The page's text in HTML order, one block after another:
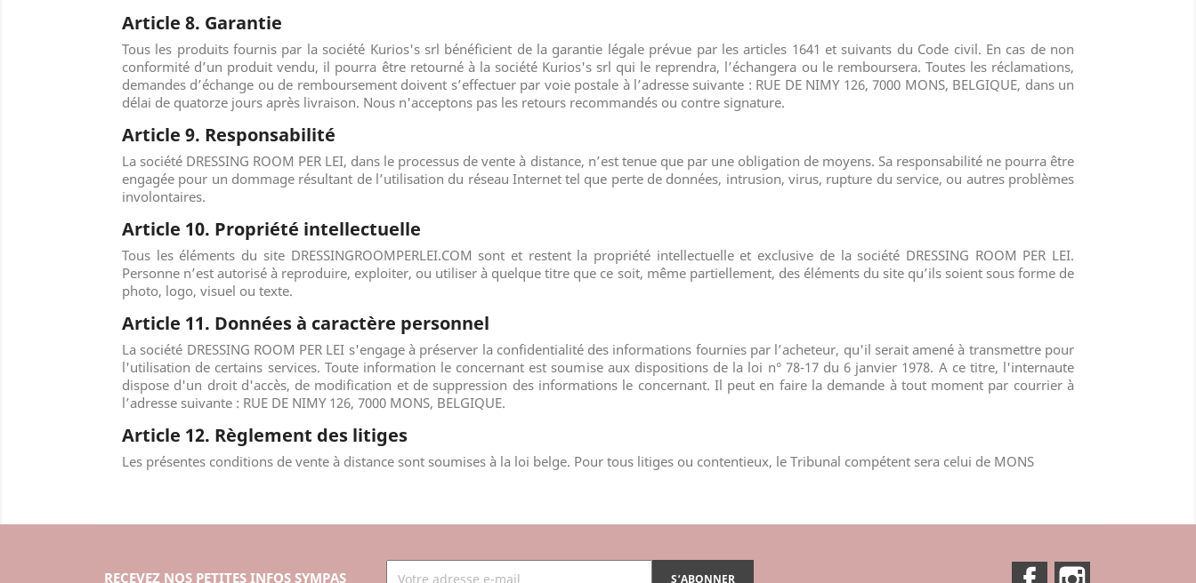
Article 8. Garantie
Tous les produits fournis par la société Kurios's srl bénéficient de la garantie légale prévue par les articles 1641 et suivants du Code civil. En cas de non
conformité d’un produit vendu, il pourra être retourné à la société Kurios's srl qui le reprendra, l’échangera ou le remboursera. Toutes les réclamations,
demandes d’échange ou de remboursement doivent s’effectuer par voie postale à l’adresse suivante : RUE DE NIMY 126, 7000 MONS, BELGIQUE, dans un
délai de quatorze jours après livraison. Nous n'acceptons pas les retours recommandés ou contre signature.
Article 9. Responsabilité
La société DRESSING ROOM PER LEI, dans le processus de vente à distance, n’est tenue que par une obligation de moyens. Sa responsabilité ne pourra être
engagée pour un dommage résultant de l’utilisation du réseau Internet tel que perte de données, intrusion, virus, rupture du service, ou autres problèmes
involontaires.
Article 10. Propriété intellectuelle
Tous les éléments du site DRESSINGROOMPERLEI.COM sont et restent la propriété intellectuelle et exclusive de la société DRESSING ROOM PER LEI.
Personne n’est autorisé à reproduire, exploiter, ou utiliser à quelque titre que ce soit, même partiellement, des éléments du site qu’ils soient sous forme de
photo, logo, visuel ou texte.
Article 11. Données à caractère personnel
La société DRESSING ROOM PER LEI s'engage à préserver la confidentialité des informations fournies par l’acheteur, qu'il serait amené à transmettre pour
l'utilisation de certains services. Toute information le concernant est soumise aux dispositions de la loi n° 78-17 du 6 janvier 1978. A ce titre, l'internaute
dispose d'un droit d'accès, de modification et de suppression des informations le concernant. Il peut en faire la demande à tout moment par courrier à
l’adresse suivante : RUE DE NIMY 126, 7000 MONS, BELGIQUE.
Article 12. Règlement des litiges
Les présentes conditions de vente à distance sont soumises à la loi belge. Pour tous litiges ou contentieux, le Tribunal compétent sera celui de MONS
RECEVEZ NOS PETITES INFOS SYMPAS Facebook